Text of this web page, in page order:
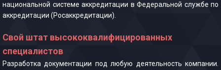
национальной системе аккредитации в Федеральной службе по
аккредитации (Росаккредитации).
Свой штат высококвалифицированных
специалистов
Разработка документации под любую деятельность компании.